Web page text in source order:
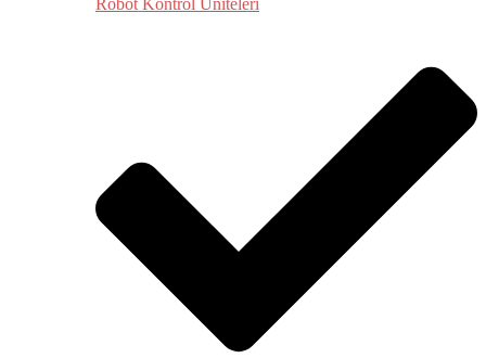
Robot Kontrol Üniteleri